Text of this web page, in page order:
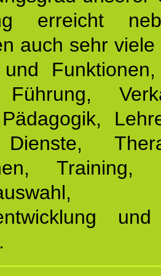
erreicht
auch sehr
und
Führung,
Training,